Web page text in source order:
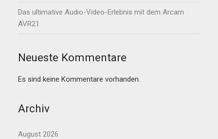
Das ultimative Audio-Video-Erlebnis mit dem Arcam
AVR21
Neueste Kommentare
Es sind keine Kommentare vorhanden.
Archiv
August 2026